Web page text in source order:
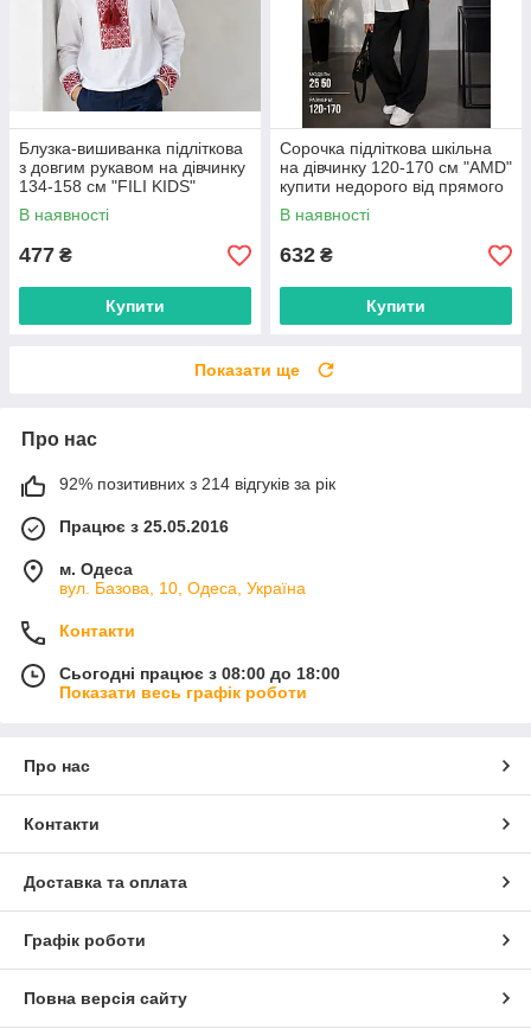
Блузка-вишиванка підліткова
з довгим рукавом на дівчинку
134-158 см "FILI KIDS"
недорого від прямого
постачальника
В наявності
477 ₴
Купити
Сорочка підліткова шкільна
на дівчинку 120-170 см "AMD"
купити недорого від прямого
постачальника
В наявності
632 ₴
Купити
Показати ще
Про нас
92% позитивних з 214 відгуків за рік
Працює з 25.05.2016
м. Одеса
вул. Базова, 10, Одеса, Україна
Контакти
Сьогодні працює з 08:00 до 18:00
Показати весь графік роботи
Про нас
Контакти
Доставка та оплата
Графік роботи
Повна версія сайту